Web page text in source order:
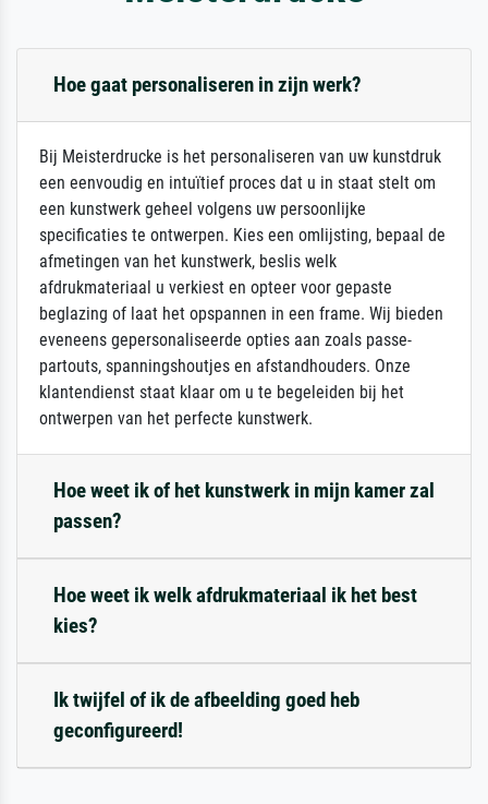
Hoe gaat personaliseren in zijn werk?
Bij Meisterdrucke is het personaliseren van uw kunstdruk
een eenvoudig en intuïtief proces dat u in staat stelt om
een kunstwerk geheel volgens uw persoonlijke
specificaties te ontwerpen. Kies een omlijsting, bepaal de
afmetingen van het kunstwerk, beslis welk
afdrukmateriaal u verkiest en opteer voor gepaste
beglazing of laat het opspannen in een frame. Wij bieden
eveneens gepersonaliseerde opties aan zoals passe-
partouts, spanningshoutjes en afstandhouders. Onze
klantendienst staat klaar om u te begeleiden bij het
ontwerpen van het perfecte kunstwerk.
Hoe weet ik of het kunstwerk in mijn kamer zal
passen?
Hoe weet ik welk afdrukmateriaal ik het best
kies?
Ik twijfel of ik de afbeelding goed heb
geconfigureerd!